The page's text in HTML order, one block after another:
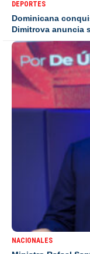
DEPORTES
Dominicana
Dimitrova anuncia
NACIONALES